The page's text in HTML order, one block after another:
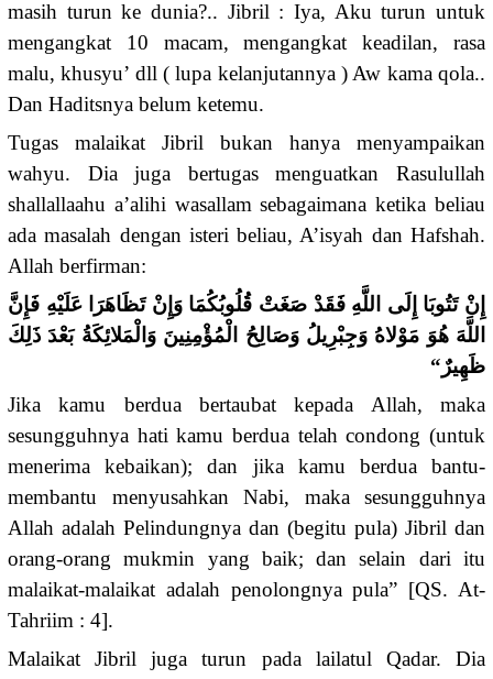
masih turun ke dunia?.. Jibril : Iya, Aku turun untuk
mengangkat 10 macam, mengangkat keadilan, rasa
malu, khusyu’ dll ( lupa kelanjutannya ) Aw kama qola..
Dan Haditsnya belum ketemu.
Tugas malaikat Jibril bukan hanya menyampaikan
wahyu. Dia juga bertugas menguatkan Rasulullah
shallallaahu a’alihi wasallam sebagaimana ketika beliau
ada masalah dengan isteri beliau, A’isyah dan Hafshah.
Allah berfirman:
إِنْ تَتُوبَا إِلَى اللَّهِ فَقَدْ صَغَتْ قُلُوبُكُمَا وَإِنْ تَظَاهَرَا عَلَيْهِ فَإِنَّ
اللَّهَ هُوَ مَوْلاهُ وَجِبْرِيلُ وَصَالِحُ الْمُؤْمِنِينَ وَالْمَلائِكَةُ بَعْدَ ذَلِكَ
ظَهِيرٌ“
Jika kamu berdua bertaubat kepada Allah, maka
sesungguhnya hati kamu berdua telah condong (untuk
menerima kebaikan); dan jika kamu berdua bantu-
membantu menyusahkan Nabi, maka sesungguhnya
Allah adalah Pelindungnya dan (begitu pula) Jibril dan
orang-orang mukmin yang baik; dan selain dari itu
malaikat-malaikat adalah penolongnya pula” [QS. At-
Tahriim : 4].
Malaikat Jibril juga turun pada lailatul Qadar. Dia